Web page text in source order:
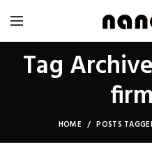
Tag
HOME POSTS